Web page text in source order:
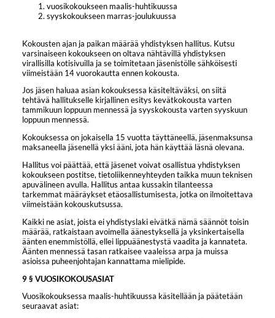
vuosikokoukseen maalis-huhtikuussa
syyskokoukseen marras-joulukuussa
Kokousten ajan ja paikan määrää yhdistyksen hallitus. Kutsu
varsinaiseen kokoukseen on oltava nähtävillä yhdistyksen
virallisilla kotisivuilla ja se toimitetaan jäsenistölle sähköisesti
viimeistään 14 vuorokautta ennen kokousta.
Jos jäsen haluaa asian kokouksessa käsiteltäväksi, on siitä
tehtävä hallitukselle kirjallinen esitys kevätkokousta varten
tammikuun loppuun mennessä ja syyskokousta varten syyskuun
loppuun mennessä.
Kokouksessa on jokaisella 15 vuotta täyttäneellä, jäsenmaksunsa
maksaneella jäsenellä yksi ääni, jota hän käyttää läsnä olevana.
Hallitus voi päättää, että jäsenet voivat osallistua yhdistyksen
kokoukseen postitse, tietoliikenneyhteyden taikka muun teknisen
apuvälineen avulla. Hallitus antaa kussakin tilanteessa
tarkemmat määräykset etäosallistumisesta, jotka on ilmoitettava
viimeistään kokouskutsussa.
Kaikki ne asiat, joista ei yhdistyslaki eivätkä nämä säännöt toisin
määrää, ratkaistaan avoimella äänestyksellä ja yksinkertaisella
äänten enemmistöllä, ellei lippuäänestystä vaadita ja kannateta.
Äänten mennessä tasan ratkaisee vaaleissa arpa ja muissa
asioissa puheenjohtajan kannattama mielipide.
9 § VUOSIKOKOUSASIAT
Vuosikokouksessa maalis-huhtikuussa käsitellään ja päätetään
seuraavat asiat: